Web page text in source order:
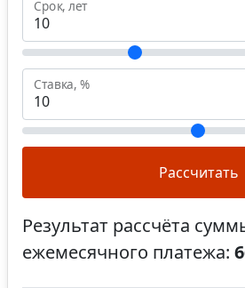
Срок, лет
Ставка, %
Рассчитать
Результат рассчёта
ежемесячного платежа: